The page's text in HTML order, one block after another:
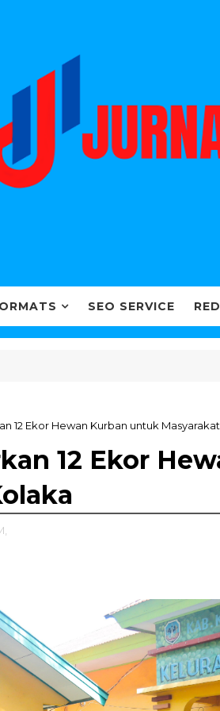
SEO SERVICE
12 Ekor Hewan Kurban untuk
12 Ekor